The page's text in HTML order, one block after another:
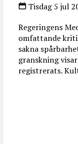
Tisdag 5 jul
Regeringens
omfattande
sakna
granskning
registrerats.